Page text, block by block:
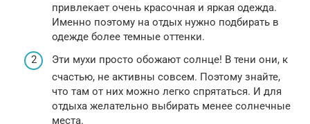
привлекает очень красочная и яркая одежда.
Именно поэтому на отдых нужно подбирать в
одежде более темные оттенки.
Эти мухи просто обожают солнце! В тени они, к
счастью, не активны совсем. Поэтому знайте,
что там от них можно легко спрятаться. И для
отдыха желательно выбирать менее солнечные
места.